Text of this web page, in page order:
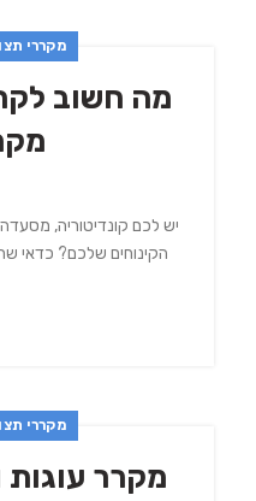
מקררי
מה חשוב
יש לכם קונדיטוריה,
הקינוחים שלכם? כדאי
מקררי
מקרר עוגות